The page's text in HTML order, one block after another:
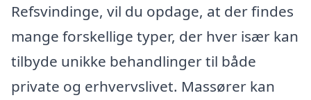
Refsvindinge, vil du opdage, at der findes
mange forskellige typer, der hver især kan
tilbyde unikke behandlinger til både
private og erhvervslivet. Massører kan